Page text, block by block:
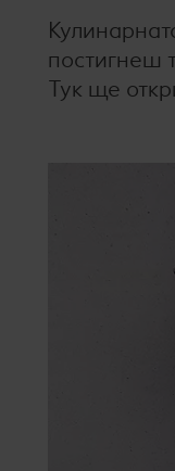
постигнеш
Тук ще